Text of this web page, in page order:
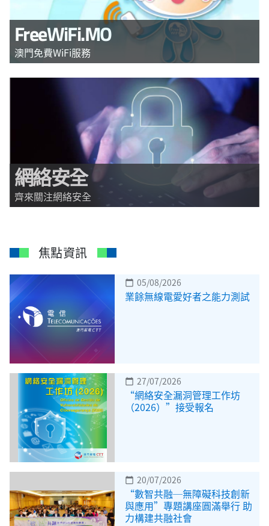
FreeWiFi.MO
澳門免費WiFi服務
網絡安全
齊來關注網絡安全
焦點資訊
calendar_today 05/08/2026
業餘無線電愛好者之能力測試
calendar_today 27/07/2026
“網絡安全漏洞管理工作坊
（2026）”接受報名
calendar_today 20/07/2026
“數智共融─無障礙科技創新
與應用”專題講座圓滿舉行 助
力構建共融社會